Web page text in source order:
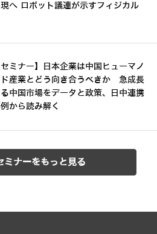
へ ロボット議連が示すフィジカル
セミナー】日本企業は中国ヒューマノ
ド産業とどう向き合うべきか 急成長
中国市場をデータと政策、日中連携
から読み解く
ミナーをもっと見る